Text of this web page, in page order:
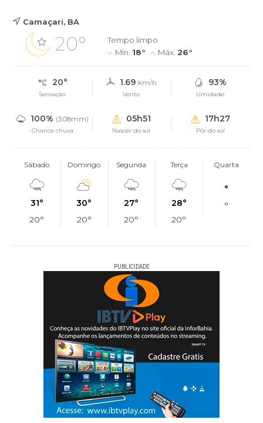
Camaçari, BA
20°
Tempo limpo
Mín. 18° Máx.26°
20°
Sensação
1.69 km/h
Vento
93%
Umidade
100% (3.08mm)
Chance chuva
05h51
Nascer do sol
17h27
Pôr do sol
Sábado
31°
20°
Domingo
30°
20°
Segunda
27°
20°
Terça
28°
20°
Quarta
°
°
PUBLICIDADE